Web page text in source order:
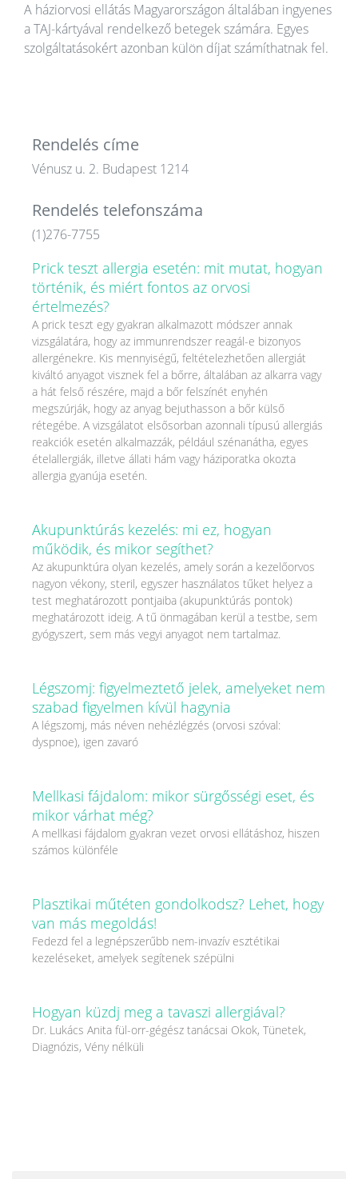
A háziorvosi ellátás Magyarországon általában ingyenes
a TAJ-kártyával rendelkező betegek számára. Egyes
szolgáltatásokért azonban külön díjat számíthatnak fel.
Rendelés címe
Vénusz u. 2. Budapest 1214
Rendelés telefonszáma
(1)276-7755
Prick teszt allergia esetén: mit mutat, hogyan
történik, és miért fontos az orvosi
értelmezés?
A prick teszt egy gyakran alkalmazott módszer annak
vizsgálatára, hogy az immunrendszer reagál-e bizonyos
allergénekre. Kis mennyiségű, feltételezhetően allergiát
kiváltó anyagot visznek fel a bőrre, általában az alkarra vagy
a hát felső részére, majd a bőr felszínét enyhén
megszúrják, hogy az anyag bejuthasson a bőr külső
rétegébe. A vizsgálatot elsősorban azonnali típusú allergiás
reakciók esetén alkalmazzák, például szénanátha, egyes
ételallergiák, illetve állati hám vagy háziporatka okozta
allergia gyanúja esetén.
Akupunktúrás kezelés: mi ez, hogyan
működik, és mikor segíthet?
Az akupunktúra olyan kezelés, amely során a kezelőorvos
nagyon vékony, steril, egyszer használatos tűket helyez a
test meghatározott pontjaiba (akupunktúrás pontok)
meghatározott ideig. A tű önmagában kerül a testbe, sem
gyógyszert, sem más vegyi anyagot nem tartalmaz.
Légszomj: figyelmeztető jelek, amelyeket nem
szabad figyelmen kívül hagynia
A légszomj, más néven nehézlégzés (orvosi szóval:
dyspnoe), igen zavaró
Mellkasi fájdalom: mikor sürgősségi eset, és
mikor várhat még?
A mellkasi fájdalom gyakran vezet orvosi ellátáshoz, hiszen
számos különféle
Plasztikai műtéten gondolkodsz? Lehet, hogy
van más megoldás!
Fedezd fel a legnépszerűbb nem-invazív esztétikai
kezeléseket, amelyek segítenek szépülni
Hogyan küzdj meg a tavaszi allergiával?
Dr. Lukács Anita fül-orr-gégész tanácsai Okok, Tünetek,
Diagnózis, Vény nélküli